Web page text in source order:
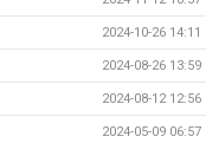
2024-10-26 14:11
2024-08-26 13:59
2024-08-12 12:56
2024-05-09 06:57